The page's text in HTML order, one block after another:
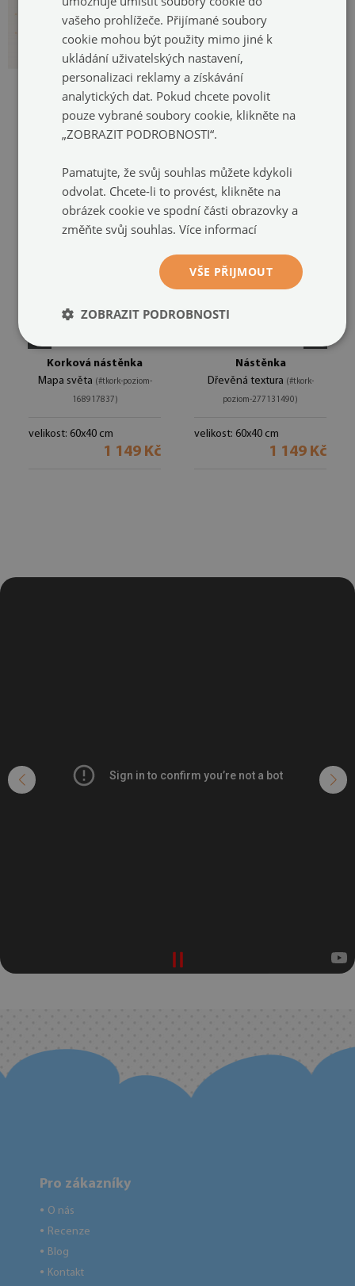
DOPORUČENÉ PRODUKTY
Korková nástěnka
Mapa světa (#tkork-poziom-
168917837)
velikost: 60x40 cm
1 149 Kč
Nástěnka
Dřevěná textura (#tkork-
poziom-277131490)
velikost: 60x40 cm
1 149 Kč
Pro zákazníky
● O nás
● Recenze
● Blog
● Kontakt
vašeho prohlížeče. Přijímané soubory
cookie mohou být použity mimo jiné k
ukládání uživatelských nastavení,
personalizaci reklamy a získávání
analytických dat. Pokud chcete povolit
pouze vybrané soubory cookie, klikněte na
„ZOBRAZIT PODROBNOSTI“.
Pamatujte, že svůj souhlas můžete kdykoli
odvolat. Chcete-li to provést, klikněte na
obrázek cookie ve spodní části obrazovky a
změňte svůj souhlas. Více informací
VŠE PŘIJMOUT
ZOBRAZIT PODROBNOSTI